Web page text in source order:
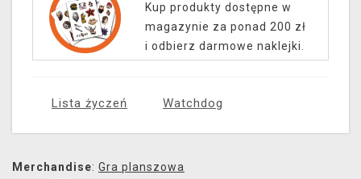
Kup produkty dostępne w
magazynie za ponad 200 zł
i odbierz darmowe naklejki.
Lista życzeń Watchdog
Merchandise: Gra planszowa